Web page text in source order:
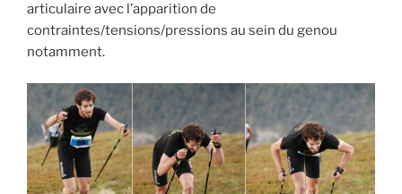
articulaire avec l’apparition de
contraintes/tensions/pressions au sein du genou
notamment.